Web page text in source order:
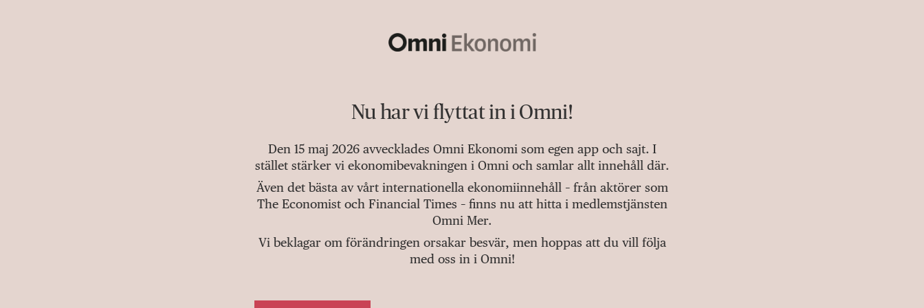
Nu har vi flyttat in i Omni!
Den 15 maj 2026 avvecklades Omni Ekonomi som egen app och sajt. I
stället stärker vi ekonomibevakningen i Omni och samlar allt innehåll där.
Även det bästa av vårt internationella ekonomiinnehåll – från aktörer som
The Economist och Financial Times – finns nu att hitta i medlemstjänsten
Omni Mer.
Vi beklagar om förändringen orsakar besvär, men hoppas att du vill följa
med oss in i Omni!